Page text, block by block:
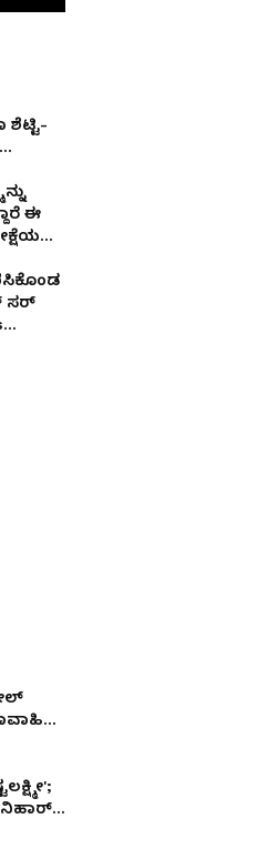
ಶೆಟ್ಟಿ-
ಈ
ಸರ್​
ನಿಹಾರ್‌